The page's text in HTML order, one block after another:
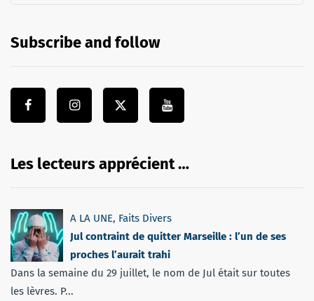
Subscribe and follow
Les lecteurs apprécient …
A LA UNE, Faits Divers
Jul contraint de quitter Marseille : l’un de ses
proches l’aurait trahi
Dans la semaine du 29 juillet, le nom de Jul était sur toutes
les lèvres. P...